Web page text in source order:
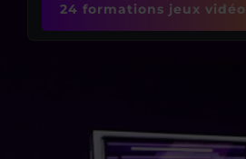
24 formations jeux vidéo